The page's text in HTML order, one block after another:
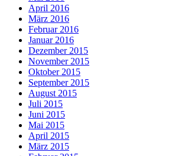
April 2016
März 2016
Februar 2016
Januar 2016
Dezember 2015
November 2015
Oktober 2015
September 2015
August 2015
Juli 2015
Juni 2015
Mai 2015
April 2015
März 2015